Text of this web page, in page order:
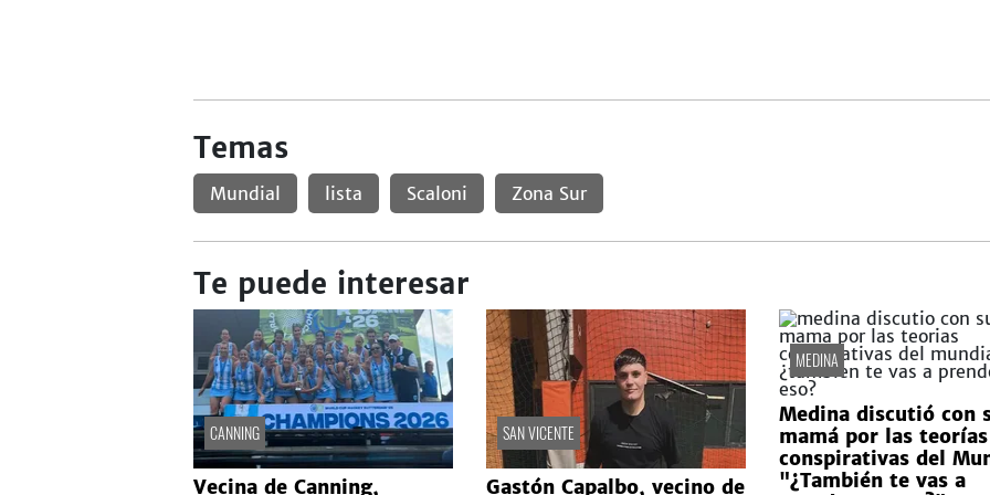
Temas
Mundial lista Scaloni Zona Sur
Te puede interesar
CANNING
Vecina de Canning,
SAN VICENTE
Gastón Capalbo, vecino de
MEDINA
Medina discutió con
mamá por las teorías
conspirativas del
"¿También te vas a